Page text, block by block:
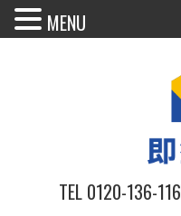
TEL 0120-136-116
MENU